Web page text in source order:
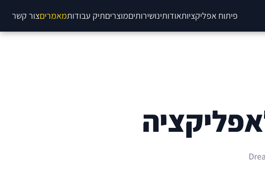
פיתוח אפליקציותאודותינושירותיםמוצריםתיק עבודותמאמריםצור קשר